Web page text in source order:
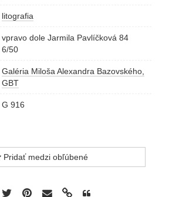
litografia
vpravo dole Jarmila Pavlíčková 84
6/50
Galéria Miloša Alexandra Bazovského,
GBT
G 916
Pridať medzi obľúbené